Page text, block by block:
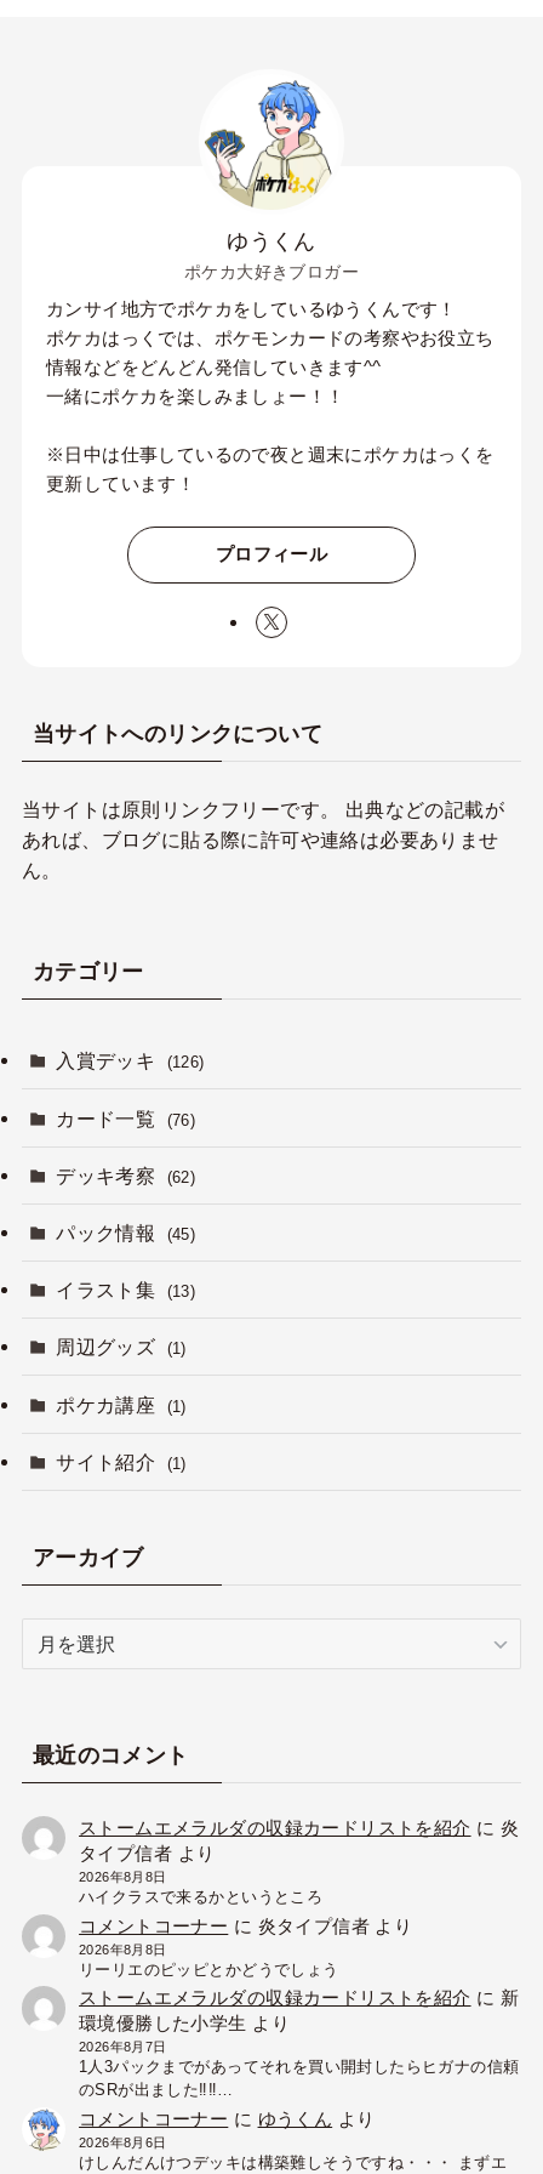
ゆうくん
ポケカ大好きブロガー
カンサイ地方でポケカをしているゆうくんです！
ポケカはっくでは、ポケモンカードの考察やお役立ち
情報などをどんどん発信していきます^^
一緒にポケカを楽しみましょー！！
※日中は仕事しているので夜と週末にポケカはっくを
更新しています！
プロフィール
当サイトへのリンクについて
当サイトは原則リンクフリーです。 出典などの記載が
あれば、ブログに貼る際に許可や連絡は必要ありませ
ん。
カテゴリー
入賞デッキ (126)
カード一覧 (76)
デッキ考察 (62)
パック情報 (45)
イラスト集 (13)
周辺グッズ (1)
ポケカ講座 (1)
サイト紹介 (1)
アーカイブ
ブ
最近のコメント
ストームエメラルダの収録カードリストを紹介 に 炎
タイプ信者 より
2026年8月8日
ハイクラスで来るかというところ
コメントコーナー に 炎タイプ信者より
2026年8月8日
リーリエのピッピとかどうでしょう
ストームエメラルダの収録カードリストを紹介 に 新
環境優勝した小学生 より
2026年8月7日
1人3パックまでがあってそれを買い開封したらヒガナの信頼
のSRが出ました‼︎‼︎…
コメントコーナー に ゆうくん より
2026年8月6日
けしんだんけつデッキは構築難しそうですね・・・ まずエ